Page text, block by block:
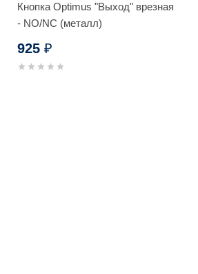
Кнопка Optimus "Выход" врезная
- NO/NC (металл)
925 ₽